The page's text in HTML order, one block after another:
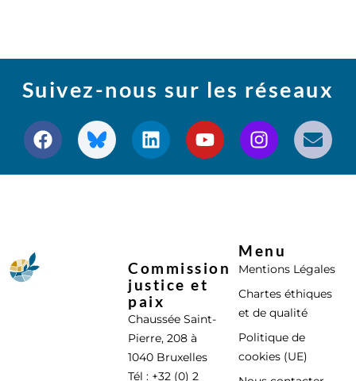
Suivez-nous sur les réseaux
Commission
justice et
paix
Chaussée Saint-
Pierre, 208 à
1040 Bruxelles
Tél : +32 (0) 2
Menu
Mentions Légales
Chartes éthiques
et de qualité
Politique de
cookies (UE)